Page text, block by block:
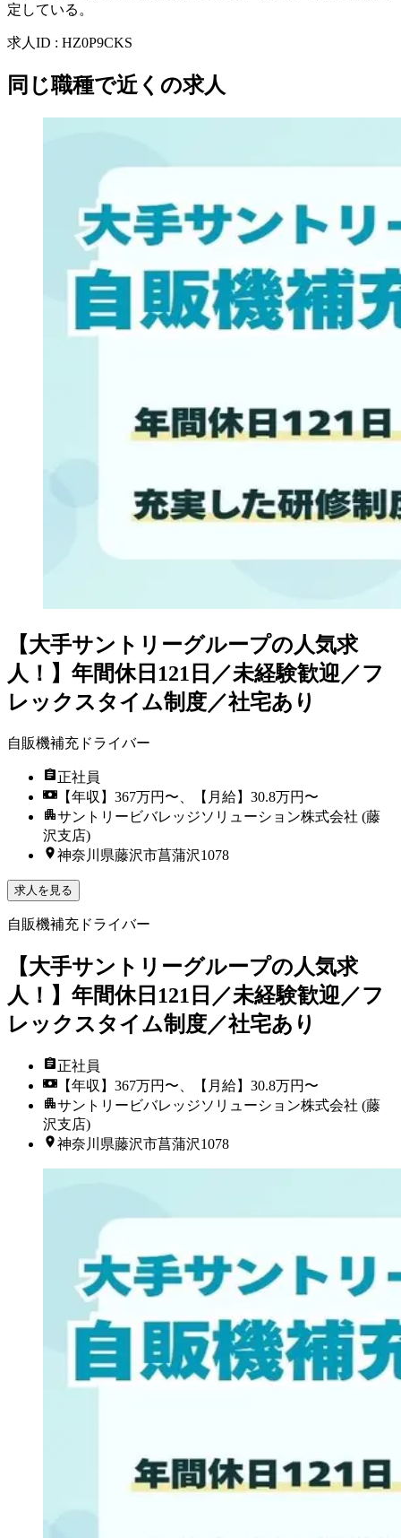
定している。
求人ID : HZ0P9CKS
同じ職種で近くの求人
【大手サントリーグループの人気求
人！】年間休日121日／未経験歓迎／フ
レックスタイム制度／社宅あり
自販機補充ドライバー
正社員
【年収】367万円〜、【月給】30.8万円〜
サントリービバレッジソリューション株式会社 (藤
沢支店)
神奈川県藤沢市菖蒲沢1078
求人を見る
自販機補充ドライバー
【大手サントリーグループの人気求
人！】年間休日121日／未経験歓迎／フ
レックスタイム制度／社宅あり
正社員
【年収】367万円〜、【月給】30.8万円〜
サントリービバレッジソリューション株式会社 (藤
沢支店)
神奈川県藤沢市菖蒲沢1078